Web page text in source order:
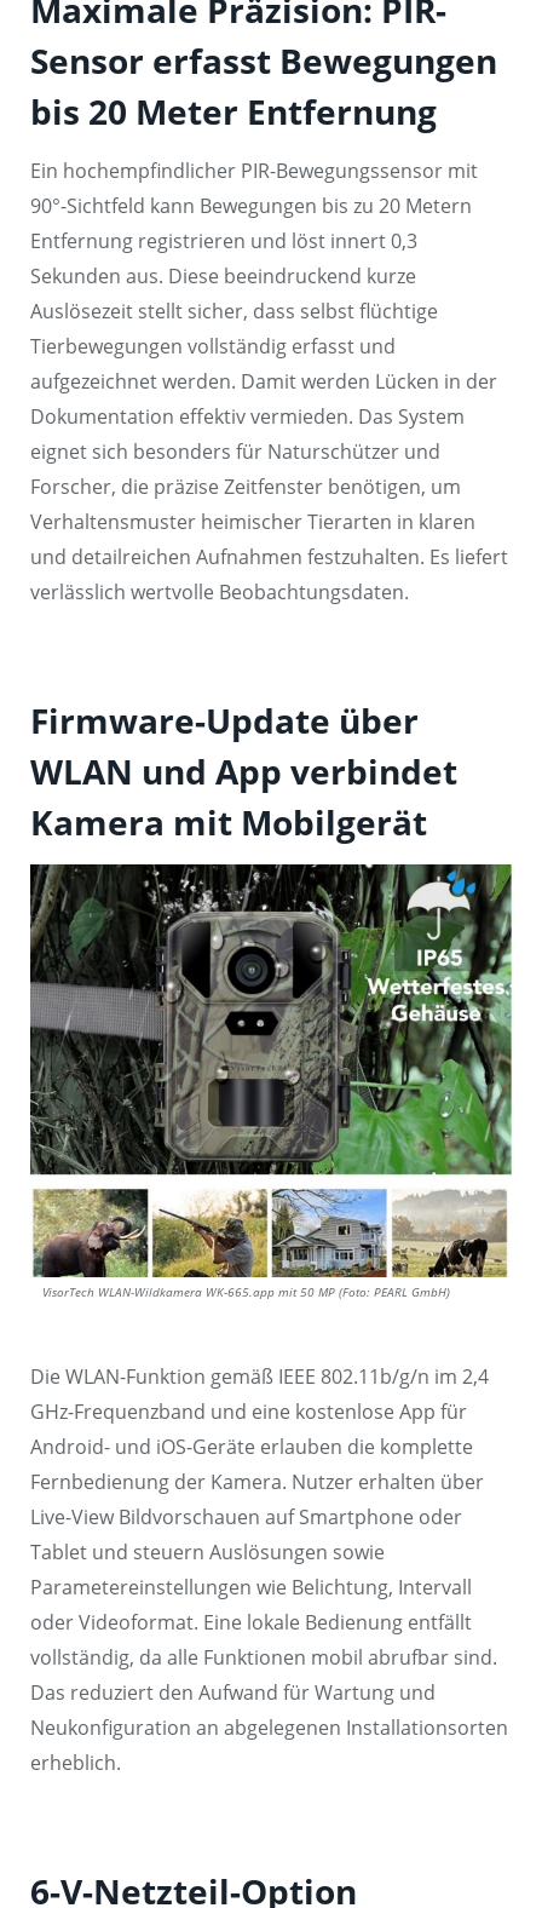
Maximale Präzision: PIR-
Sensor erfasst Bewegungen
bis 20 Meter Entfernung
Ein hochempfindlicher PIR-Bewegungssensor mit
90°-Sichtfeld kann Bewegungen bis zu 20 Metern
Entfernung registrieren und löst innert 0,3
Sekunden aus. Diese beeindruckend kurze
Auslösezeit stellt sicher, dass selbst flüchtige
Tierbewegungen vollständig erfasst und
aufgezeichnet werden. Damit werden Lücken in der
Dokumentation effektiv vermieden. Das System
eignet sich besonders für Naturschützer und
Forscher, die präzise Zeitfenster benötigen, um
Verhaltensmuster heimischer Tierarten in klaren
und detailreichen Aufnahmen festzuhalten. Es liefert
verlässlich wertvolle Beobachtungsdaten.
Firmware-Update über
WLAN und App verbindet
Kamera mit Mobilgerät
VisorTech WLAN-Wildkamera WK-665.app mit 50 MP (Foto: PEARL GmbH)
Die WLAN-Funktion gemäß IEEE 802.11b/g/n im 2,4
GHz-Frequenzband und eine kostenlose App für
Android- und iOS-Geräte erlauben die komplette
Fernbedienung der Kamera. Nutzer erhalten über
Live-View Bildvorschauen auf Smartphone oder
Tablet und steuern Auslösungen sowie
Parametereinstellungen wie Belichtung, Intervall
oder Videoformat. Eine lokale Bedienung entfällt
vollständig, da alle Funktionen mobil abrufbar sind.
Das reduziert den Aufwand für Wartung und
Neukonfiguration an abgelegenen Installationsorten
erheblich.
6-V-Netzteil-Option